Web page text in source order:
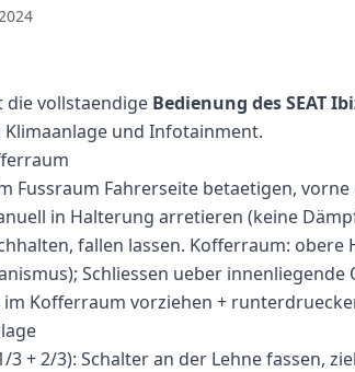
die vollstaendige Bedienung des SEAT
Klimaanlage und Infotainment.
Fussraum Fahrerseite betaetigen,
in Halterung arretieren (keine
fallen lassen. Kofferraum: obere
Schliessen ueber innenliegende
Kofferraum vorziehen +
3 + 2/3): Schalter an der Lehne fassen,